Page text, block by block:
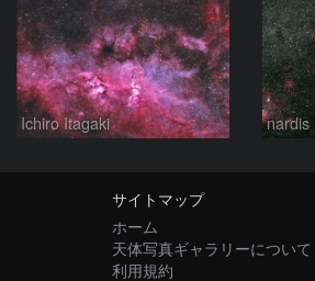
Ichiro Itagaki nardis
サイトマップ
ホーム
天体写真ギャラリーについて
利用規約